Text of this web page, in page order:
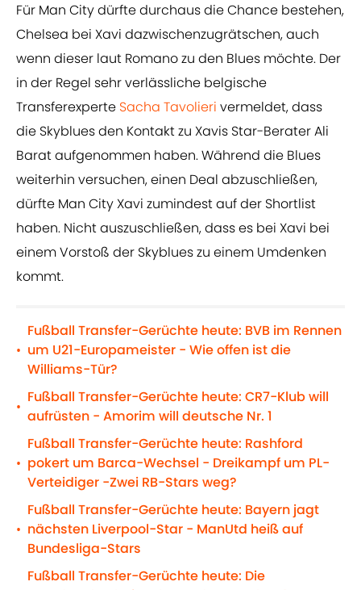
Für Man City dürfte durchaus die Chance bestehen,
Chelsea bei Xavi dazwischenzugrätschen, auch
wenn dieser laut Romano zu den Blues möchte. Der
in der Regel sehr verlässliche belgische
Transferexperte Sacha Tavolieri vermeldet, dass
die Skyblues den Kontakt zu Xavis Star-Berater Ali
Barat aufgenommen haben. Während die Blues
weiterhin versuchen, einen Deal abzuschließen,
dürfte Man City Xavi zumindest auf der Shortlist
haben. Nicht auszuschließen, dass es bei Xavi bei
einem Vorstoß der Skyblues zu einem Umdenken
kommt.
•
Fußball Transfer-Gerüchte heute: BVB im Rennen
um U21-Europameister - Wie offen ist die
Williams-Tür?
•
Fußball Transfer-Gerüchte heute: CR7-Klub will
aufrüsten - Amorim will deutsche Nr. 1
•
Fußball Transfer-Gerüchte heute: Rashford
pokert um Barca-Wechsel - Dreikampf um PL-
Verteidiger -Zwei RB-Stars weg?
•
Fußball Transfer-Gerüchte heute: Bayern jagt
nächsten Liverpool-Star - ManUtd heiß auf
Bundesliga-Stars
Fußball Transfer-Gerüchte heute: Die